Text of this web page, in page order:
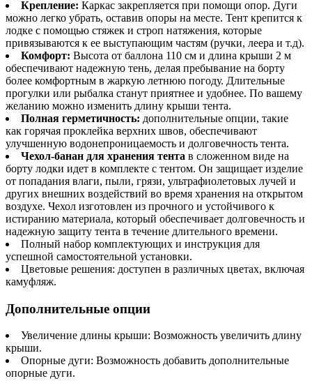
Крепление: Каркас закрепляется при помощи опор. Дуги
можно легко убрать, оставив опоры на месте. Тент крепится к
лодке с помощью стяжек и строп натяжения, которые
привязываются к ее выступающим частям (ручки, леера и т.д).
Комфорт: Высота от баллона 110 см и длина крыши 2 м
обеспечивают надежную тень, делая пребывание на борту
более комфортным в жаркую летнюю погоду. Длительные
прогулки или рыбалка станут приятнее и удобнее. По вашему
желанию можно изменить длину крыши тента.
Полная герметичность: дополнительные опции, такие
как горячая проклейка верхних швов, обеспечивают
улучшенную водонепроницаемость и долговечность тента.
Чехол-банан для хранения тента в сложенном виде на
борту лодки идет в комплекте с тентом. Он защищает изделие
от попадания влаги, пыли, грязи, ультрафиолетовых лучей и
других внешних воздействий во время хранения на открытом
воздухе. Чехол изготовлен из прочного и устойчивого к
истиранию материала, который обеспечивает долговечность и
надежную защиту тента в течение длительного времени.
Полный набор комплектующих и инструкция для
успешной самостоятельной установки.
Цветовые решения: доступен в различных цветах, включая
камуфляж.
Дополнительные опции
Увеличение длины крыши: Возможность увеличить длину
крыши.
Опорные дуги: Возможность добавить дополнительные
опорные дуги.